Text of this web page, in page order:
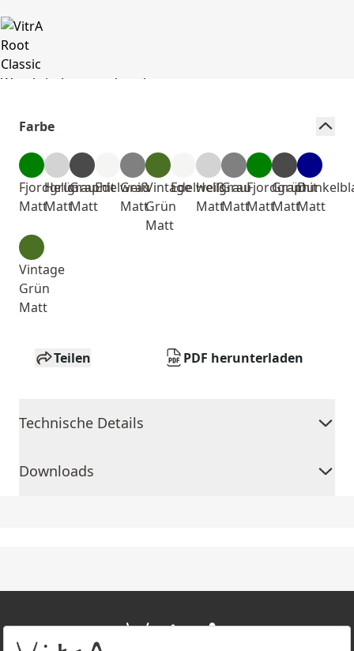
Farbe
Fjordgrün
Matt
Hellgrau
Matt
Graphit
Matt
Edelweiß
Grau
Matt
Vintage
Grün
Matt
Edelweiß
Hellgrau
Matt
Grau
Matt
Fjordgrün
Matt
Graphit
MattMatt
Vintage
Grün
Matt
Teilen PDF herunterladen
Technische Details
Downloads